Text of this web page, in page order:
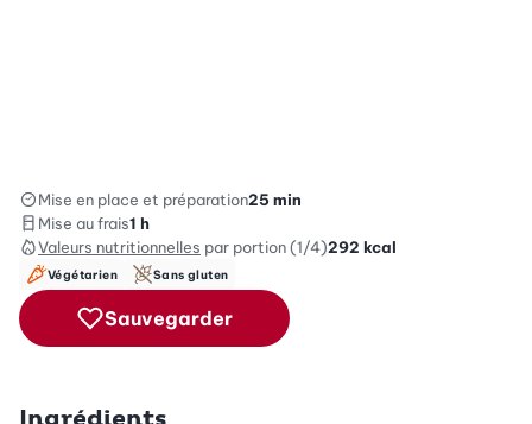
Mise en place et préparation25 min
Mise au frais1 h
Valeurs nutritionnelles par portion (1/4)292 kcal
Végétarien Sans gluten
Sauvegarder